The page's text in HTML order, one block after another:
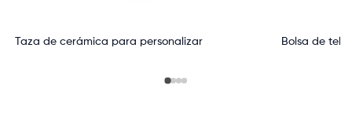
Taza de cerámica para personalizar Bolsa de tela